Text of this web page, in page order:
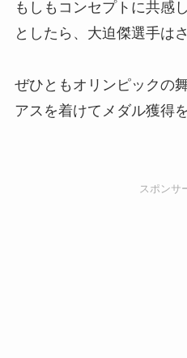
もしもコンセプトに共感
としたら、大迫傑選手は
ぜひともオリンピックの
アスを着けてメダル獲得
スポンサ